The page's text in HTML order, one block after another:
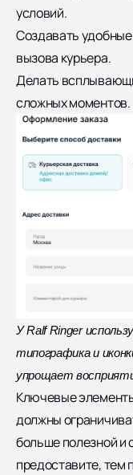
условий.
Создавать удобные
вызова курьера.
Делать
сложных моментов.
У Ralf Ringer
типографика и
упрощает
Ключевые
должны
больше полезной и
предоставите, тем